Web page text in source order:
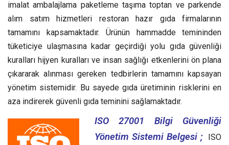
imalat ambalajlama paketleme taşıma toptan ve parkende
alım satım hizmetleri restoran hazır gıda firmalarının
tamamını kapsamaktadır. Ürünün hammadde temininden
tüketiciye ulaşmasına kadar geçirdiği yolu gıda güvenliği
kuralları hijyen kuralları ve insan sağlığı etkenlerini ön plana
çıkararak alınması gereken tedbirlerin tamamını kapsayan
yönetim sistemidir. Bu sayede gıda üretiminin risklerini en
aza indirerek güvenli gıda teminini sağlamaktadır.
ISO 27001 Bilgi Güvenliği
Yönetim Sistemi Belgesi ; ISO